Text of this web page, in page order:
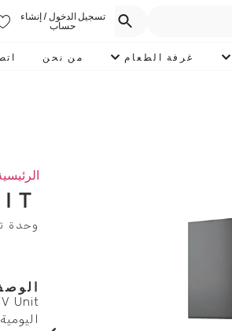
تسجيل الدخول / إنشاء
حساب
غرفة الطعام من نحن
وحدة